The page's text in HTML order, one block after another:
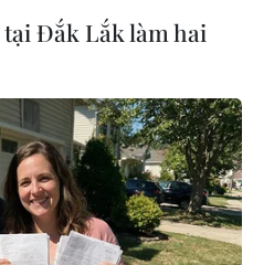
TPBank 1900 6036 để
iPhone 6 trở lên sử
năng sử dụng
lên bằng cách sử dụng
Watch phải được ghép
thay đổi. Để biết thêm
tại Đắk Lắk làm hai